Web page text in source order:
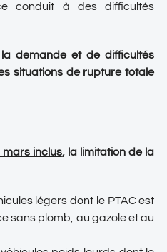
conduit à des difficultés
demande et de difficultés
situations de rupture totale
mars inclus, la limitation de la
légers dont le PTAC est
sans plomb, au gazole et au